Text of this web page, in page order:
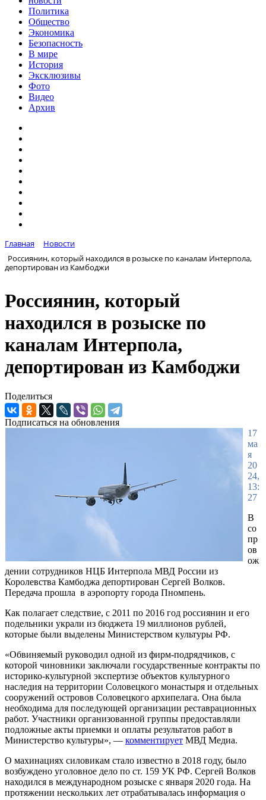
Политика
Общество
Экономика
Безопасность
В мире
История
Эксклюзивы
Фото
Видео
Архив
Главная
Новости
Россиянин, который находился в розыске по каналам Интерпола,
депортирован из Камбоджи
Россиянин, который
находился в розыске по
каналам Интерпола,
депортирован из Камбоджи
Поделиться
Подписаться на обновления
17
ма
я
20
24,
13:
27
В
со
пр
ов
ож
дении сотрудников НЦБ Интерпола МВД России из
Королевства Камбоджа депортирован Сергей Волков.
Передача прошла в аэропорту города Пномпень.
Как полагает следствие, с 2011 по 2016 год россиянин и его
подельники украли из бюджета 19 миллионов рублей,
которые были выделены Министерством культуры РФ.
«Обвиняемый руководил одной из фирм-подрядчиков, с
которой чиновники заключали государственные контракты по
историко-культурной экспертизе объектов культурного
наследия на территории Соловецкого монастыря и отдельных
сооружений островов Соловецкого архипелага. Она была
необходима для последующей организации реставрационных
работ. Участники организованной группы предоставляли
подложные акты приемки и оплаты результатов работ в
Министерство культуры», — комментирует МВД Медиа.
О махинациях силовикам стало известно в 2018 году, было
возбуждено уголовное дело по ст. 159 УК РФ. Сергей Волков
находился в международном розыске с января 2020 года. На
протяжении нескольких лет отрабатывалась информация о